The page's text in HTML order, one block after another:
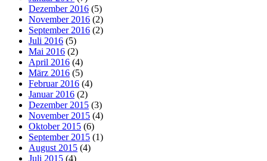
Dezember 2016 (5)
November 2016 (2)
September 2016 (2)
Juli 2016 (5)
Mai 2016 (2)
April 2016 (4)
März 2016 (5)
Februar 2016 (4)
Januar 2016 (2)
Dezember 2015 (3)
November 2015 (4)
Oktober 2015 (6)
September 2015 (1)
August 2015 (4)
Juli 2015 (4)